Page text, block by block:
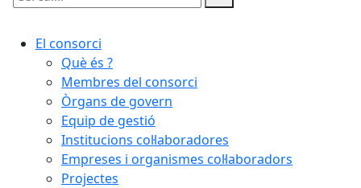
Cercar:
El consorci
Què és ?
Membres del consorci
Òrgans de govern
Equip de gestió
Institucions col·laboradores
Empreses i organismes col·laboradors
Projectes